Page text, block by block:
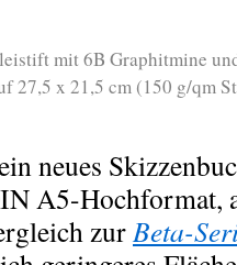
mit 6B Graphitmine
27,5 x 21,5 cm (150 g/qm
neues
A5-Hochformat,
zurBeta-